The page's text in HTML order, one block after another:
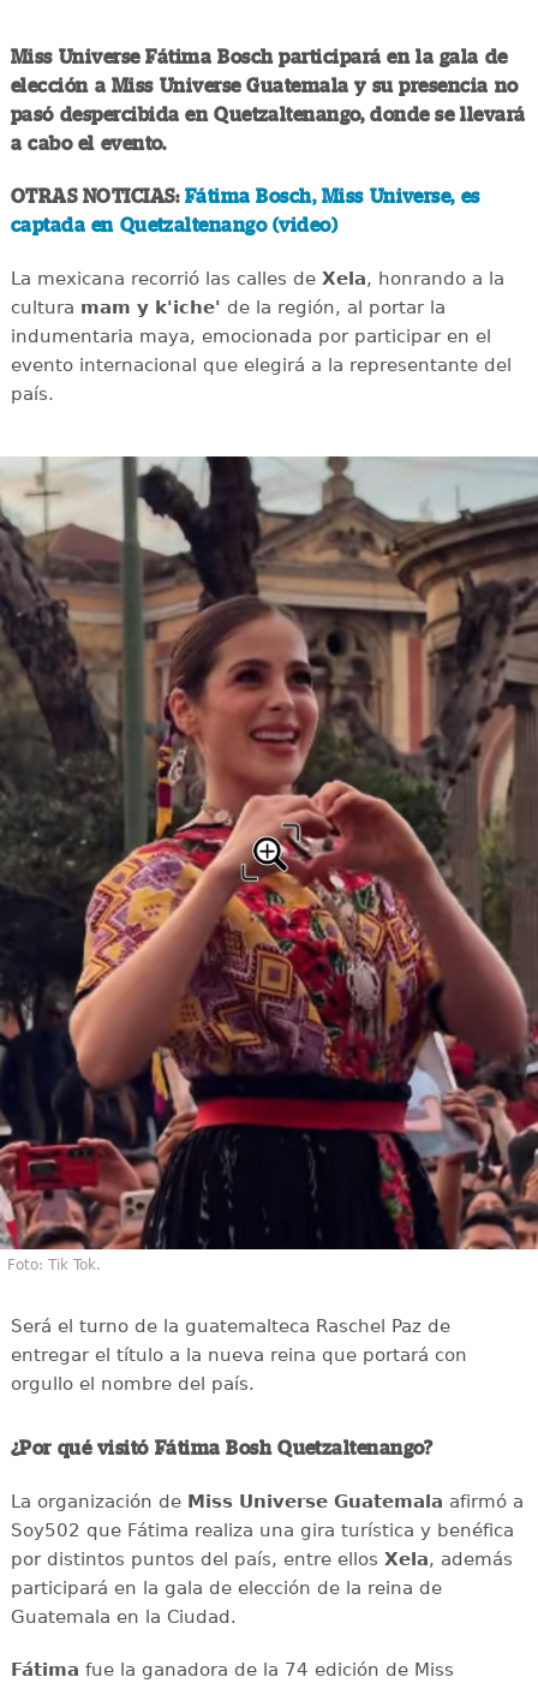
Miss Universe Fátima Bosch participará en la gala de
elección a Miss Universe Guatemala y su presencia no
pasó despercibida en Quetzaltenango, donde se llevará
a cabo el evento.
OTRAS NOTICIAS: Fátima Bosch, Miss Universe, es
captada en Quetzaltenango (video)
La mexicana recorrió las calles deXela, honrando a la
cultura mam y k'iche' de la región, al portar la
indumentaria maya, emocionada por participar en el
evento internacional que elegirá a la representante del
país.
Foto: Tik Tok.
Será el turno de la guatemalteca Raschel Paz de
entregar el título a la nueva reina que portará con
orgullo el nombre del país.
¿Por qué visitó Fátima Bosh Quetzaltenango?
La organización de Miss Universe Guatemala afirmó a
Soy502 que Fátima realiza una gira turística y benéfica
por distintos puntos del país, entre ellos Xela, además
participará en la gala de elección de la reina de
Guatemala en la Ciudad.
Fátima fue la ganadora de la 74 edición de Miss